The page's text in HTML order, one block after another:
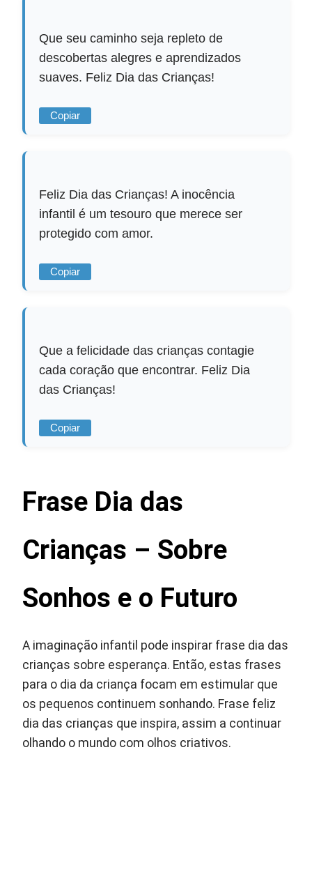
Que seu caminho seja repleto de
descobertas alegres e aprendizados
suaves. Feliz Dia das Crianças!
Copiar
Feliz Dia das Crianças! A inocência
infantil é um tesouro que merece ser
protegido com amor.
Copiar
Que a felicidade das crianças contagie
cada coração que encontrar. Feliz Dia
das Crianças!
Copiar
Frase Dia das
Crianças – Sobre
Sonhos e o Futuro
A imaginação infantil pode inspirar frase dia das
crianças sobre esperança. Então, estas frases
para o dia da criança focam em estimular que
os pequenos continuem sonhando. Frase feliz
dia das crianças que inspira, assim a continuar
olhando o mundo com olhos criativos.